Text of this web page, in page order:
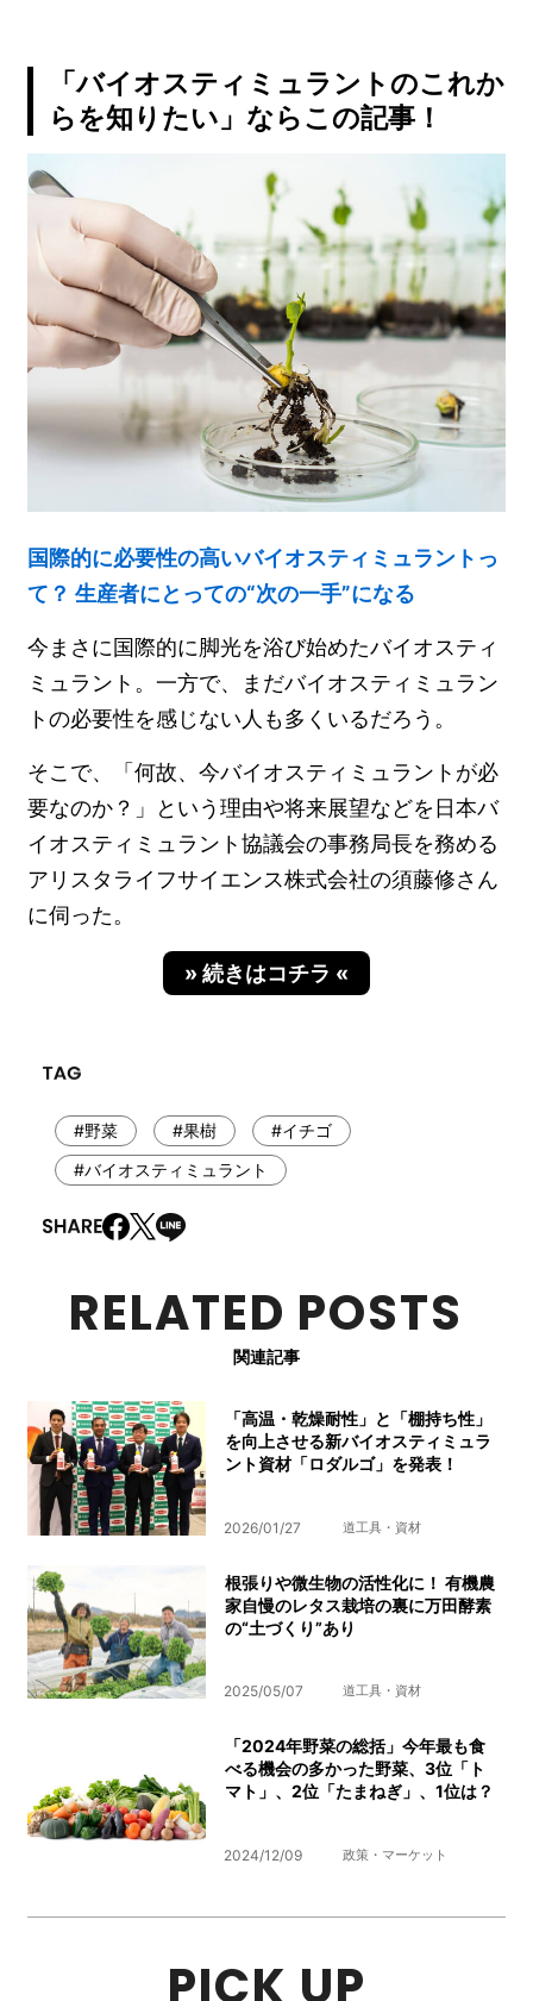
「バイオスティミュラントのこれか
らを知りたい」ならこの記事！
国際的に必要性の高いバイオスティミュラントっ
て？ 生産者にとっての“次の一手”になる
今まさに国際的に脚光を浴び始めたバイオスティ
ミュラント。一方で、まだバイオスティミュラン
トの必要性を感じない人も多くいるだろう。
そこで、「何故、今バイオスティミュラントが必
要なのか？」という理由や将来展望などを日本バ
イオスティミュラント協議会の事務局長を務める
アリスタライフサイエンス株式会社の須藤修さん
に伺った。
» 続きはコチラ «
#野菜 #果樹
#イチゴ
#バイオスティミュラント
RELATED POSTS
関連記事
「高温・乾燥耐性」と「棚持ち性」
を向上させる新バイオスティミュラ
ント資材「ロダルゴ」を発表！
2026/01/27 道工具・資材
根張りや微生物の活性化に！ 有機農
家自慢のレタス栽培の裏に万田酵素
の“土づくり”あり
2025/05/07 道工具・資材
「2024年野菜の総括」今年最も食
べる機会の多かった野菜、3位「ト
マト」、2位「たまねぎ」、1位は？
2024/12/09 政策・マーケット
PICK UP